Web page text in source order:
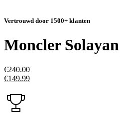
Vertrouwd door 1500+ klanten
Moncler
€240.00
€149.99